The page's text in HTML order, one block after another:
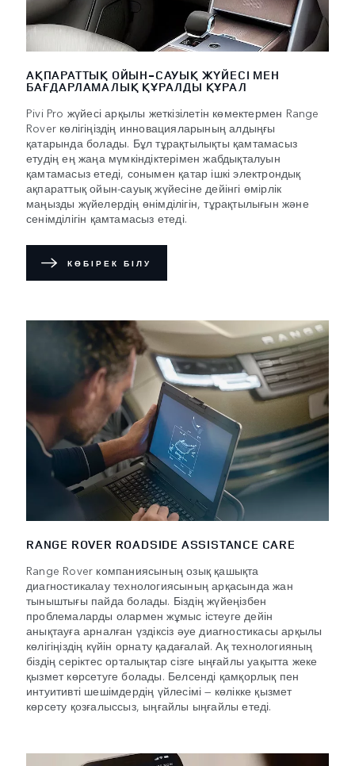
АҚПАРАТТЫҚ ОЙЫН-САУЫҚ ЖҮЙЕСІ МЕН
БАҒДАРЛАМАЛЫҚ ҚҰРАЛДЫ ҚҰРАЛ
Pivi Pro жүйесі арқылы жеткізілетін көмектермен Range
Rover көлігіңіздің инновацияларының алдыңғы
қатарында болады. Бұл тұрақтылықты қамтамасыз
етудің ең жаңа мүмкіндіктерімен жабдықталуын
қамтамасыз етеді, сонымен қатар ішкі электрондық
ақпараттық ойын-сауық жүйесіне дейінгі өмірлік
маңызды жүйелердің өнімділігін, тұрақтылығын және
сенімділігін қамтамасыз етеді.
КӨБІРЕК БІЛУ
RANGE ROVER ROADSIDE ASSISTANCE CARE
Range Rover компаниясының озық қашықта
диагностикалау технологиясының арқасында жан
тыныштығы пайда болады. Біздің жүйеңізбен
проблемаларды олармен жұмыс істеуге дейін
анықтауға арналған үздіксіз әуе диагностикасы арқылы
көлігіңіздің күйін орнату қадағалай. Ақ технологияның
біздің серіктес орталықтар сізге ыңғайлы уақытта жеке
қызмет көрсетуге болады. Белсенді қамқорлық пен
интуитивті шешімдердің үйлесімі — көлікке қызмет
көрсету қозғалыссыз, ыңғайлы ыңғайлы етеді.